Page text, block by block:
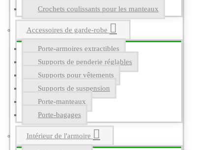
Crochets coulissants pour les manteaux
Accessoires de garde-robe
Porte-armoires extractibles
Supports de penderie réglables
Supports pour vêtements
Supports de suspension
Porte-manteaux
Porte-bagages
Intérieur de l'armoire